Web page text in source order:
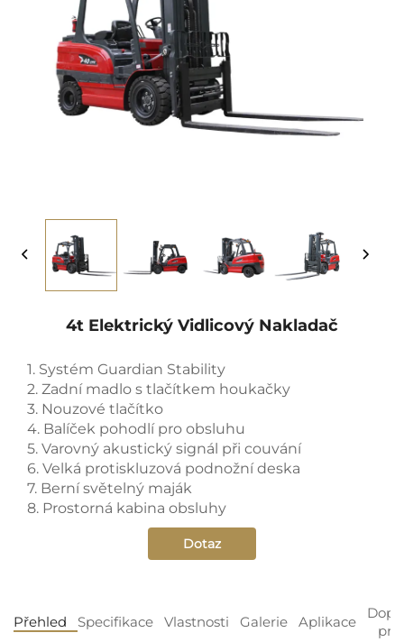
4t Elektrický Vidlicový Nakladač
1. Systém Guardian Stability
2. Zadní madlo s tlačítkem houkačky
3. Nouzové tlačítko
4. Balíček pohodlí pro obsluhu
5. Varovný akustický signál při couvání
6. Velká protiskluzová podnožní deska
7. Berní světelný maják
8. Prostorná kabina obsluhy
Dotaz
Přehled Specifikace Vlastnosti Galerie Aplikace